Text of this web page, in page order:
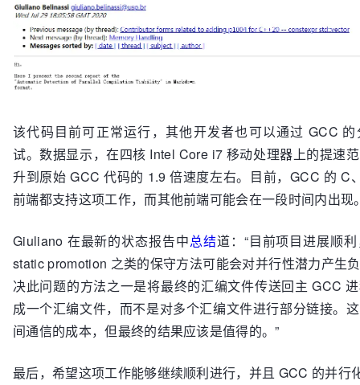
该代码目前可正常运行，其他开发者也可以通过 GCC
试。数据显示，在四核 Intel Core i7 移动处理器上的提速
升到原始 GCC 代码的 1.9 倍速度左右。目前，GCC 的 C
前端都支持这项工作，而其他前端可能会在一段时间内出现
Giuliano 在最新的状态报告中总结道：“目前项目进展顺
static promotion 之类的保守方法可能会对并行性潜力产生
决此问题的方法之一是将最终的汇编文件传送回主 GCC
成一个汇编文件，而不是对多个汇编文件进行部分链接。
间通信的成本，但最终的结果应该是值得的。”
最后，希望这项工作能够继续顺利进行，并且 GCC 的并行